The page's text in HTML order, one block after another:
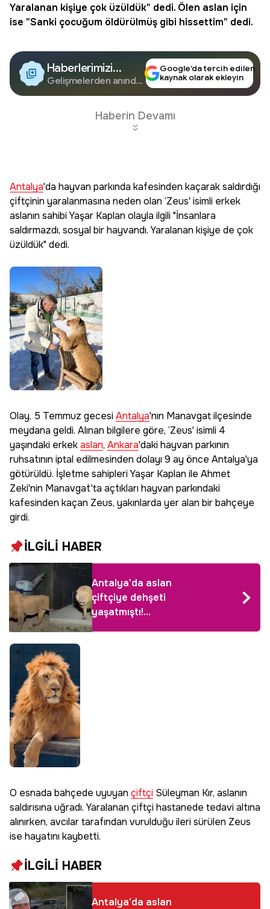
Yaralanan kişiye çok üzüldük" dedi. Ölen aslan için
ise "Sanki çocuğum öldürülmüş gibi hissettim" dedi.
Haberlerimizi
Google'da Takip
Edin
Gelişmelerden anında
Google’da tercih edilen
kaynak olarak ekleyin
Haberin Devamı
Antalya'da hayvan parkında kafesinden kaçarak saldırdığı
çiftçinin yaralanmasına neden olan ‘Zeus' isimli erkek
aslanın sahibi Yaşar Kaplan olayla ilgili "İnsanlara
saldırmazdı, sosyal bir hayvandı. Yaralanan kişiye de çok
üzüldük" dedi.
Olay, 5 Temmuz gecesiAntalya'nın Manavgat ilçesinde
meydana geldi. Alınan bilgilere göre, ‘Zeus' isimli 4
yaşındaki erkekaslan, Ankara'daki hayvan parkının
ruhsatının iptal edilmesinden dolayı 9 ay önce Antalya'ya
götürüldü. İşletme sahipleri Yaşar Kaplan ile Ahmet
Zeki'nin Manavgat'ta açtıkları hayvan parkındaki
kafesinden kaçan Zeus, yakınlarda yer alan bir bahçeye
girdi.
İLGİLİ HABER
Antalya'da aslan
çiftçiye dehşeti
yaşatmıştı!
Veterinerlerden
O esnada bahçede uyuyan çiftçi Süleyman Kır, aslanın
saldırısına uğradı. Yaralanan çiftçi hastanede tedavi altına
alınırken, avcılar tarafından vurulduğu ileri sürülen Zeus
ise hayatını kaybetti.
İLGİLİ HABER
Antalya'da aslan